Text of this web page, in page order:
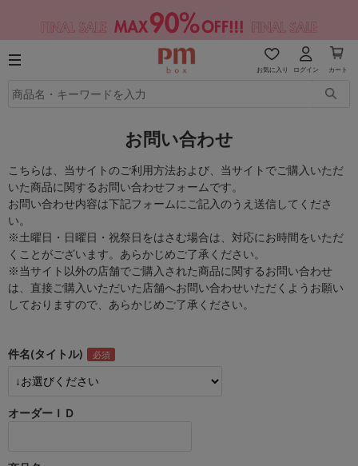
お気に入り ログイン カート
お問い合わせ
こちらは、当サイトのご利用方法および、当サイトでご購入いただ
いた商品に関するお問い合わせフォームです。
お問い合わせ内容は下記フォームにご記入のうえ送信してくださ
い。
※土曜日・日曜日・祝祭日をはさむ場合は、対応にお時間をいただ
くことがございます。あらかじめご了承ください。
※当サイト以外の店舗でご購入された商品に関するお問い合わせ
は、直接ご購入いただいた店舗へお問い合わせいただくようお願い
しておりますので、あらかじめご了承ください。
件名(タイトル)
オーダーＩＤ